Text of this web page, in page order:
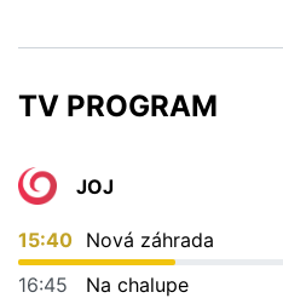
TV PROGRAM
JOJ
15:40 Nová záhrada
16:45
Na chalupe